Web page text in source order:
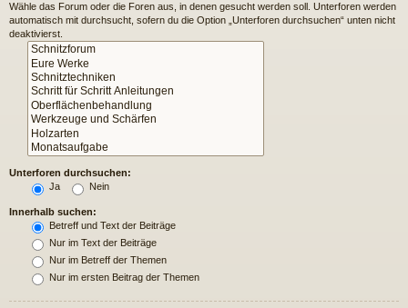
Wähle das Forum oder die Foren aus, in denen gesucht werden soll. Unterforen werden
automatisch mit durchsucht, sofern du die Option „Unterforen durchsuchen“ unten nicht
deaktivierst.
Unterforen durchsuchen:
Ja
Nein
Innerhalb suchen:
Betreff und Text der Beiträge
Nur im Text der Beiträge
Nur im Betreff der Themen
Nur im ersten Beitrag der Themen